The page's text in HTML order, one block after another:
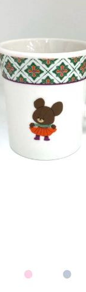
ート
(クイズ・